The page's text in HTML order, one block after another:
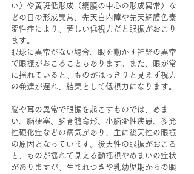
い）や黄斑低形成（網膜の中心の形成異常）な
どの目の形成異常、先天白内障や先天網膜色素
変性症により、著しい低視力だと眼振がおこり
ます。
眼球に異常がない場合、眼を動かす神経の異常
で眼振がおこることもあります。また、眼が常
に揺れていると、ものがはっきりと見えず視力
の発達が遅れ、結果として低視力になります。
脳や耳の異常で眼振を起こすものでは、めま
い、脳梗塞、脳脊髄奇形、小脳変性疾患、多発
性硬化症などの病気があり、主に後天性の眼振
の原因となっています。後天性の眼振がおこる
と、ものが揺れて見える動揺視やめまいの症状
がありますが、生まれつきや乳幼児期からの眼